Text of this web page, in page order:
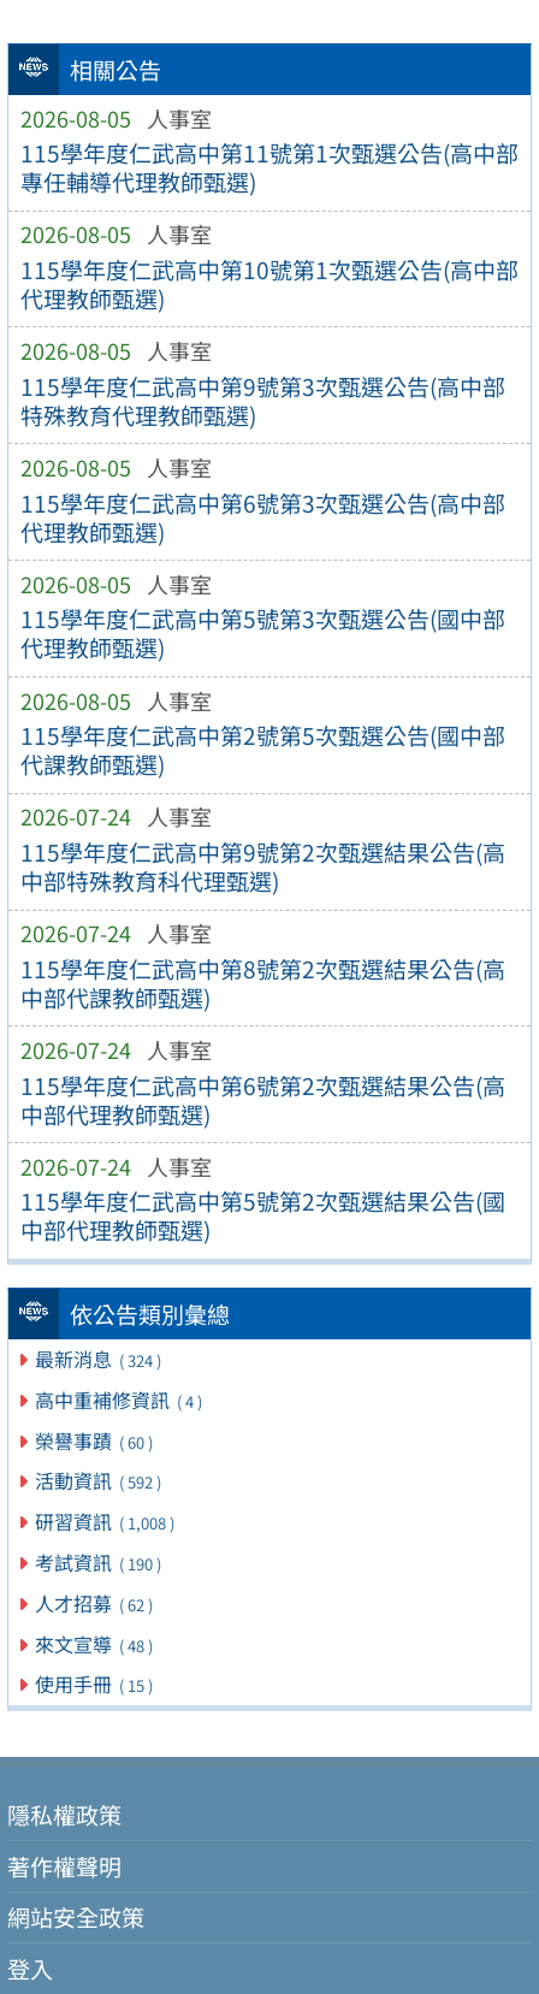
相關公告
2026-08-05 人事室
115學年度仁武高中第11號第1次甄選公告(高中部
專任輔導代理教師甄選)
2026-08-05 人事室
115學年度仁武高中第10號第1次甄選公告(高中部
代理教師甄選)
2026-08-05 人事室
115學年度仁武高中第9號第3次甄選公告(高中部
特殊教育代理教師甄選)
2026-08-05 人事室
115學年度仁武高中第6號第3次甄選公告(高中部
代理教師甄選)
2026-08-05 人事室
115學年度仁武高中第5號第3次甄選公告(國中部
代理教師甄選)
2026-08-05 人事室
115學年度仁武高中第2號第5次甄選公告(國中部
代課教師甄選)
2026-07-24 人事室
115學年度仁武高中第9號第2次甄選結果公告(高
中部特殊教育科代理甄選)
2026-07-24 人事室
115學年度仁武高中第8號第2次甄選結果公告(高
中部代課教師甄選)
2026-07-24 人事室
115學年度仁武高中第6號第2次甄選結果公告(高
中部代理教師甄選)
2026-07-24 人事室
115學年度仁武高中第5號第2次甄選結果公告(國
中部代理教師甄選)
依公告類別彙總
最新消息 ( 324 )
高中重補修資訊 ( 4 )
榮譽事蹟 ( 60 )
活動資訊 ( 592 )
研習資訊 ( 1,008 )
考試資訊 ( 190 )
人才招募 ( 62 )
來文宣導 ( 48 )
使用手冊 ( 15 )
隱私權政策
著作權聲明
網站安全政策
登入